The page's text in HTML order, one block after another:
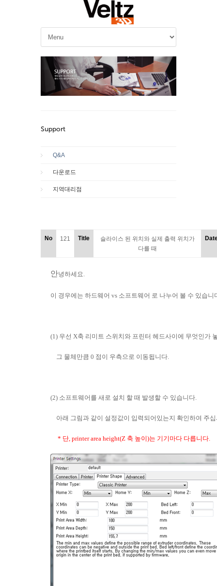
Support
Q&A
다운로드
지역대리점
No 121 Title
슬라이스 된 위치와 실제 출력 위치가
다를 때
안녕하세요.
이 경우에는 하드웨어 vs 소프트웨어 로 나누어 볼 수 있습니
(1) 우선 X축 리미트 스위치와 프린터 헤드사이에 무엇인가
그 물체만큼 0 점이 우측으로 이동됩니다.
(2) 소프트웨어를 새로 설치 할 때 발생할 수 있습니다.
아래 그림과 같이 설정값이 입력되어있는지 확인하여 주
* 단, printer area height(Z 축 높이)는 기기마다 다릅니다.